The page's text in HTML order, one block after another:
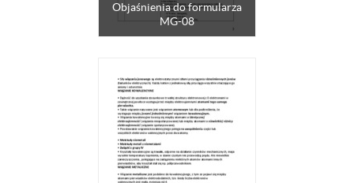
Objaśnienia do formularza
MG-08